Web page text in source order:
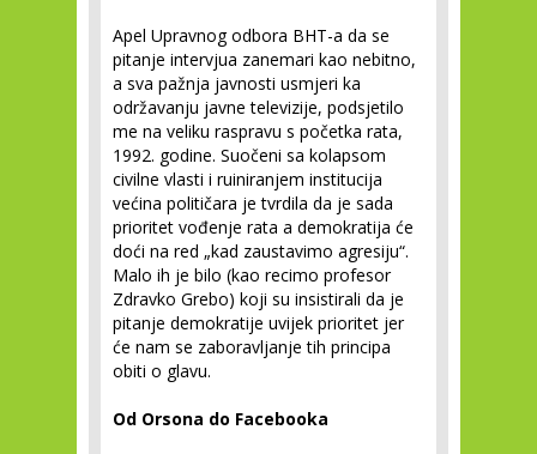
Apel Upravnog odbora BHT-a da se
pitanje intervjua zanemari kao nebitno,
a sva pažnja javnosti usmjeri ka
održavanju javne televizije, podsjetilo
me na veliku raspravu s početka rata,
1992. godine. Suočeni sa kolapsom
civilne vlasti i ruiniranjem institucija
većina političara je tvrdila da je sada
prioritet vođenje rata a demokratija će
doći na red „kad zaustavimo agresiju“.
Malo ih je bilo (kao recimo profesor
Zdravko Grebo) koji su insistirali da je
pitanje demokratije uvijek prioritet jer
će nam se zaboravljanje tih principa
obiti o glavu.
Od Orsona do Facebooka